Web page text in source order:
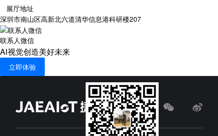
展厅地址
深圳市南山区高新北六道清华信息港科研楼207
联系人微信
AI视觉创造美好未来
立即体验